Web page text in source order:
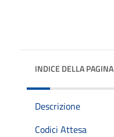
INDICE DELLA PAGINA
Descrizione
Codici Attesa